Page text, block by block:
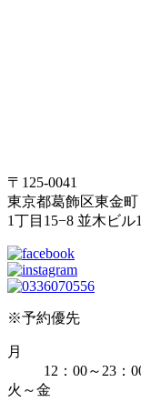
〒125-0041
東京都葛飾区東金町
1丁目15−8 並木ビル
※予約優先
月
12：00～23：
火～金